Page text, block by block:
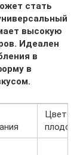
стать
высокую
Идеален
в
в
Цвет
плодов